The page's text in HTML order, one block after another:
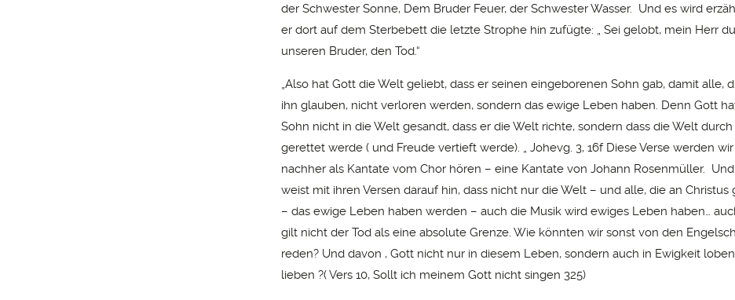
der Schwester Sonne, Dem Bruder Feuer, der Schwester Wasser. Und es wird
er dort auf dem Sterbebett die letzte Strophe hin zufügte: „ Sei gelobt, mein Herr
unseren Bruder, den Tod.“
„Also hat Gott die Welt geliebt, dass er seinen eingeborenen Sohn gab, damit alle,
ihn glauben, nicht verloren werden, sondern das ewige Leben haben. Denn Gott
Sohn nicht in die Welt gesandt, dass er die Welt richte, sondern dass die Welt durch
gerettet werde ( und Freude vertieft werde). „ Johevg. 3, 16f Diese Verse werden wir
nachher als Kantate vom Chor hören – eine Kantate von Johann Rosenmüller.
weist mit ihren Versen darauf hin, dass nicht nur die Welt – und alle, die an Christus
– das ewige Leben haben werden – auch die Musik wird ewiges Leben haben…
gilt nicht der Tod als eine absolute Grenze. Wie könnten wir sonst von den
reden? Und davon , Gott nicht nur in diesem Leben, sondern auch in Ewigkeit
lieben ?( Vers 10, Sollt ich meinem Gott nicht singen 325)